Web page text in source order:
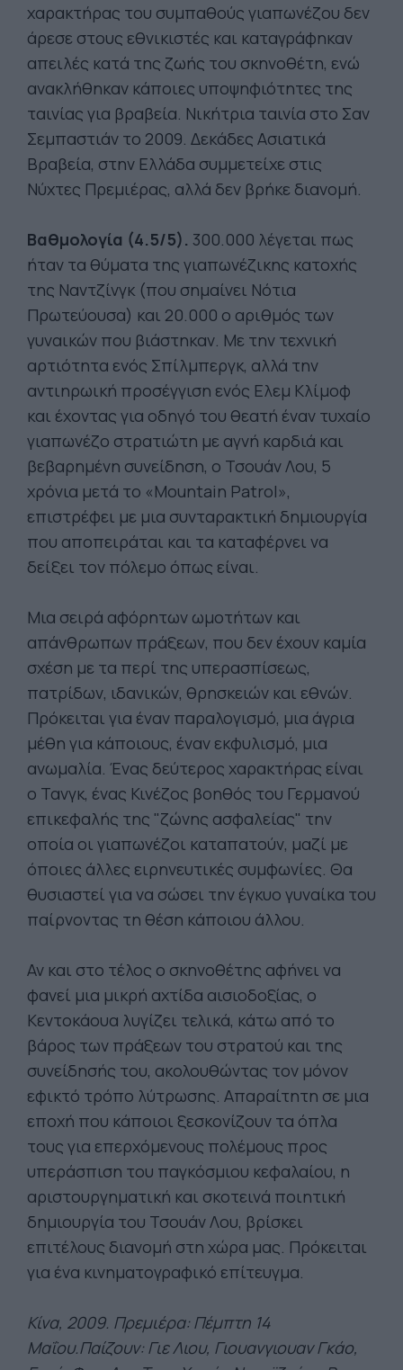
χαρακτήρας του συμπαθούς γιαπωνέζου δεν
άρεσε στους εθνικιστές και καταγράφηκαν
απειλές κατά της ζωής του σκηνοθέτη, ενώ
ανακλήθηκαν κάποιες υποψηφιότητες της
ταινίας για βραβεία. Νικήτρια ταινία στο Σαν
Σεμπαστιάν το 2009. Δεκάδες Ασιατικά
Βραβεία, στην Ελλάδα συμμετείχε στις
Νύχτες Πρεμιέρας, αλλά δεν βρήκε διανομή.
Βαθμολογία (4.5/5). 300.000 λέγεται πως
ήταν τα θύματα της γιαπωνέζικης κατοχής
της Ναντζίνγκ (που σημαίνει Νότια
Πρωτεύουσα) και 20.000 ο αριθμός των
γυναικών που βιάστηκαν. Με την τεχνική
αρτιότητα ενός Σπίλμπεργκ, αλλά την
αντιηρωική προσέγγιση ενός Ελεμ Κλίμοφ
και έχοντας για οδηγό του θεατή έναν τυχαίο
γιαπωνέζο στρατιώτη με αγνή καρδιά και
βεβαρημένη συνείδηση, ο Τσουάν Λου, 5
χρόνια μετά το «Mountain Patrol»,
επιστρέφει με μια συνταρακτική δημιουργία
που αποπειράται και τα καταφέρνει να
δείξει τον πόλεμο όπως είναι.
Μια σειρά αφόρητων ωμοτήτων και
απάνθρωπων πράξεων, που δεν έχουν καμία
σχέση με τα περί της υπερασπίσεως,
πατρίδων, ιδανικών, θρησκειών και εθνών.
Πρόκειται για έναν παραλογισμό, μια άγρια
μέθη για κάποιους, έναν εκφυλισμό, μια
ανωμαλία. Ένας δεύτερος χαρακτήρας είναι
ο Τανγκ, ένας Κινέζος βοηθός του Γερμανού
επικεφαλής της "ζώνης ασφαλείας" την
οποία οι γιαπωνέζοι καταπατούν, μαζί με
όποιες άλλες ειρηνευτικές συμφωνίες. Θα
θυσιαστεί για να σώσει την έγκυο γυναίκα του
παίρνοντας τη θέση κάποιου άλλου.
Αν και στο τέλος ο σκηνοθέτης αφήνει να
φανεί μια μικρή αχτίδα αισιοδοξίας, ο
Κεντοκάουα λυγίζει τελικά, κάτω από το
βάρος των πράξεων του στρατού και της
συνείδησής του, ακολουθώντας τον μόνον
εφικτό τρόπο λύτρωσης. Απαραίτητη σε μια
εποχή που κάποιοι ξεσκονίζουν τα όπλα
τους για επερχόμενους πολέμους προς
υπεράσπιση του παγκόσμιου κεφαλαίου, η
αριστουργηματική και σκοτεινά ποιητική
δημιουργία του Τσουάν Λου, βρίσκει
επιτέλους διανομή στη χώρα μας. Πρόκειται
για ένα κινηματογραφικό επίτευγμα.
Κίνα, 2009. Πρεμιέρα: Πέμπτη 14
Μαΐου.Παίζουν: Γιε Λιου, Γιουανγιουαν Γκάο,